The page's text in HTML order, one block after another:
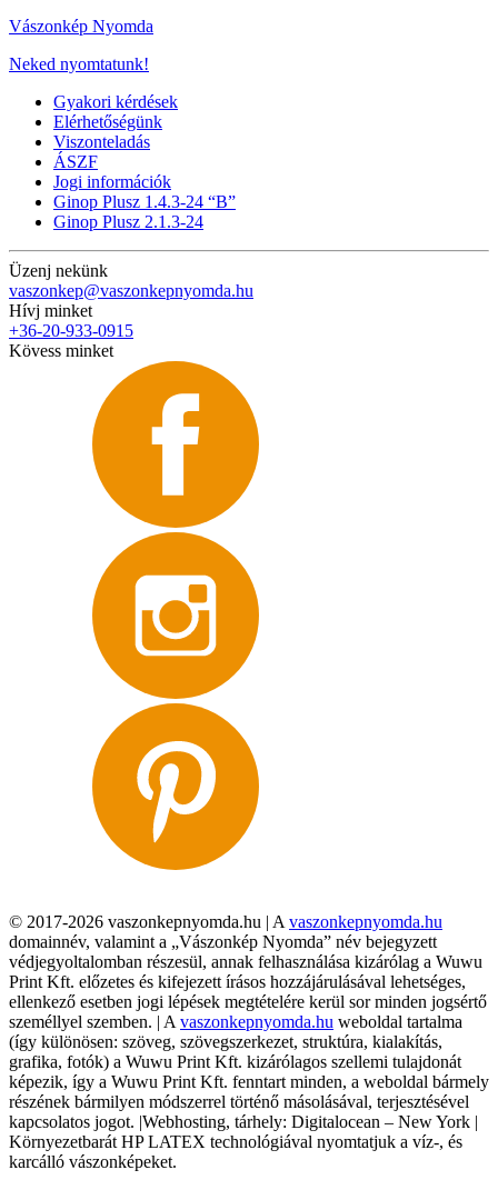
Vászonkép Nyomda
Neked nyomtatunk!
Gyakori kérdések
Elérhetőségünk
Viszonteladás
ÁSZF
Jogi információk
Ginop Plusz 1.4.3-24 “B”
Ginop Plusz 2.1.3-24
Üzenj nekünk
vaszonkep@vaszonkepnyomda.hu
Hívj minket
+36-20-933-0915
Kövess minket
© 2017-2026 vaszonkepnyomda.hu | A vaszonkepnyomda.hu
domainnév, valamint a „Vászonkép Nyomda” név bejegyzett
védjegyoltalomban részesül, annak felhasználása kizárólag a Wuwu
Print Kft. előzetes és kifejezett írásos hozzájárulásával lehetséges,
ellenkező esetben jogi lépések megtételére kerül sor minden jogsértő
személlyel szemben. | A vaszonkepnyomda.hu weboldal tartalma
(így különösen: szöveg, szövegszerkezet, struktúra, kialakítás,
grafika, fotók) a Wuwu Print Kft. kizárólagos szellemi tulajdonát
képezik, így a Wuwu Print Kft. fenntart minden, a weboldal bármely
részének bármilyen módszerrel történő másolásával, terjesztésével
kapcsolatos jogot. |Webhosting, tárhely: Digitalocean – New York |
Környezetbarát HP LATEX technológiával nyomtatjuk a víz-, és
karcálló vászonképeket.